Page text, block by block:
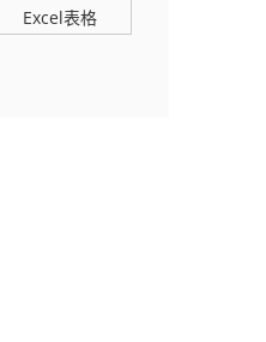
Excel表格